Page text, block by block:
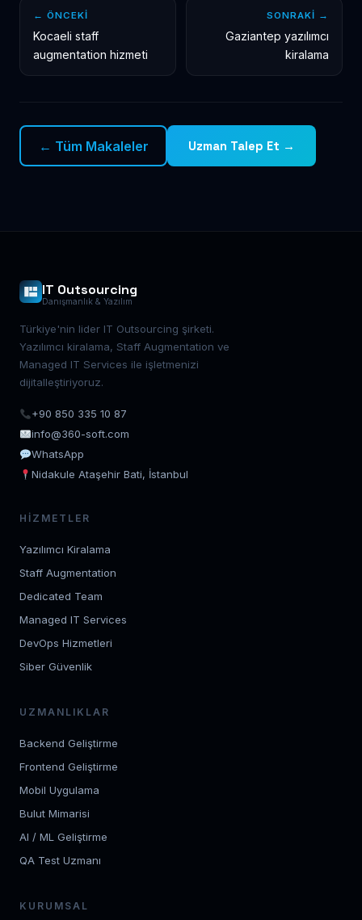
← ÖNCEKI
Kocaeli staff
augmentation hizmeti
SONRAKI →
Gaziantep yazılımcı
kiralama
← Tüm Makaleler Uzman Talep Et →
IT Outsourcing
Danışmanlık & Yazılım
Türkiye'nin lider IT Outsourcing şirketi.
Yazılımcı kiralama, Staff Augmentation ve
Managed IT Services ile işletmenizi
dijitalleştiriyoruz.
+90 850 335 10 87
info@360-soft.com
WhatsApp
Nidakule Ataşehir Bati, İstanbul
HIZMETLER
Yazılımcı Kiralama
Staff Augmentation
Dedicated Team
Managed IT Services
DevOps Hizmetleri
Siber Güvenlik
UZMANLIKLAR
Backend Geliştirme
Frontend Geliştirme
Mobil Uygulama
Bulut Mimarisi
AI / ML Geliştirme
QA Test Uzmanı
KURUMSAL